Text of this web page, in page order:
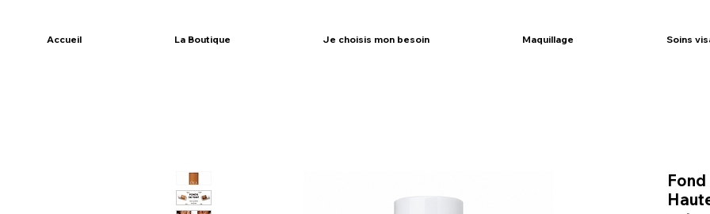
Accueil La Boutique Je choisis mon besoin Maquillage Soins